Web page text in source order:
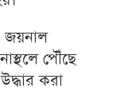
জয়নাল
পৌঁছে
করা